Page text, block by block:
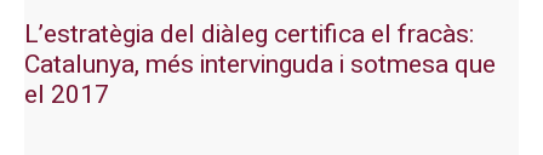
L’estratègia del diàleg certifica el fracàs:
Catalunya, més intervinguda i sotmesa que
el 2017